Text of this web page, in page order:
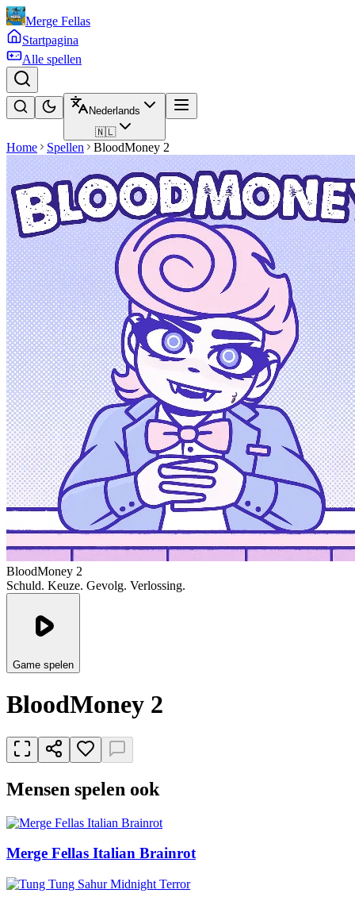
Merge Fellas
Startpagina
Alle spellen
Nederlands
🇳🇱
Home Spellen BloodMoney 2
BloodMoney 2
Schuld. Keuze. Gevolg. Verlossing.
Game spelen
BloodMoney 2
Mensen spelen ook
Merge Fellas Italian Brainrot